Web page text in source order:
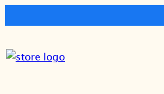
至